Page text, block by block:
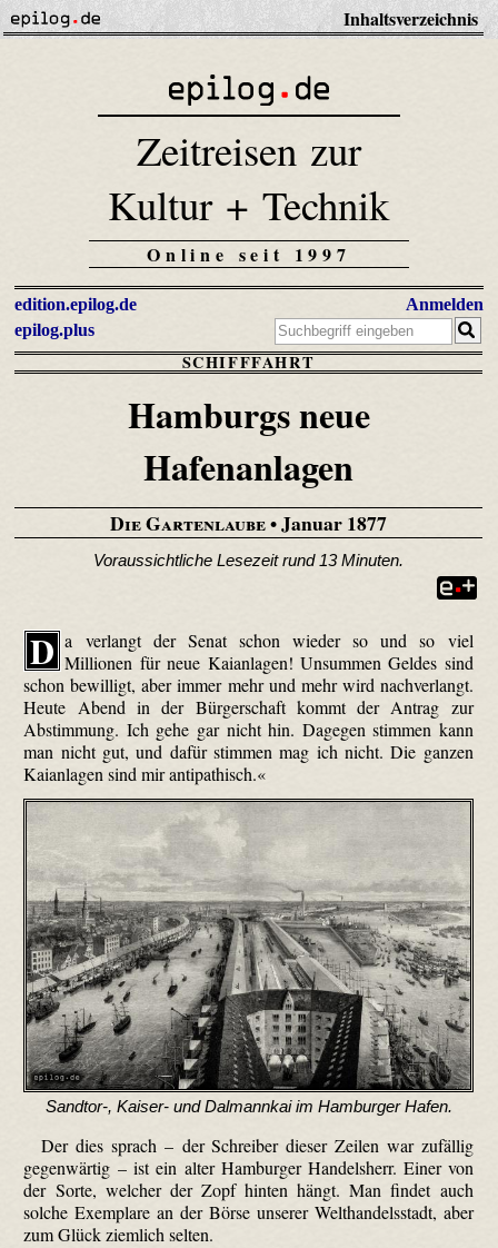
Inhaltsverzeichnis
Zeitreisen zur
Kultur + Technik
Online seit 1997
edition.epilog.de
epilog.plus
Anmelden
SCHIFFFAHRT
Hamburgs neue
Hafenanlagen
Die Gartenlaube• Januar 1877
Voraussichtliche Lesezeit rund 13 Minuten.
D a verlangt der Senat schon wieder so und so viel
Millionen für neue Kaianlagen! Unsummen Geldes sind
schon bewilligt, aber immer mehr und mehr wird nach­verlangt.
Heute Abend in der Bürgerschaft kommt der Antrag zur
Abstimmung. Ich gehe gar nicht hin. Dagegen stimmen kann
man nicht gut, und dafür stimmen mag ich nicht. Die ganzen
Kaianlagen sind mir anti­pathisch.«
Sandtor-, Kaiser- und Dalmannkai im Hamburger Hafen.
Der dies sprach – der Schreiber dieser Zeilen war zufällig
gegenwärtig – ist ein alter Hamburger Handelsherr. Einer von
der Sorte, welcher der Zopf hinten hängt. Man findet auch
solche Exemplare an der Börse unserer Welthandelsstadt, aber
zum Glück ziemlich selten.